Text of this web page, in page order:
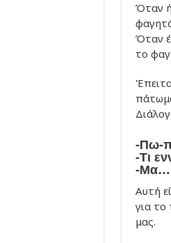
Όταν
Όταν
το
-Πω-
-Τι
-Μα…
Αυτή
για το
μας.